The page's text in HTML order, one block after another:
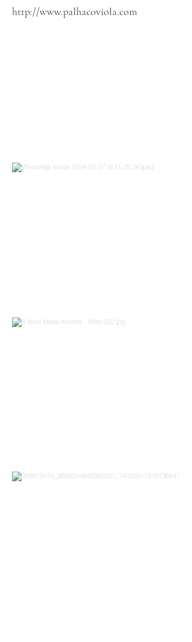
http://www.palhacoviola.com